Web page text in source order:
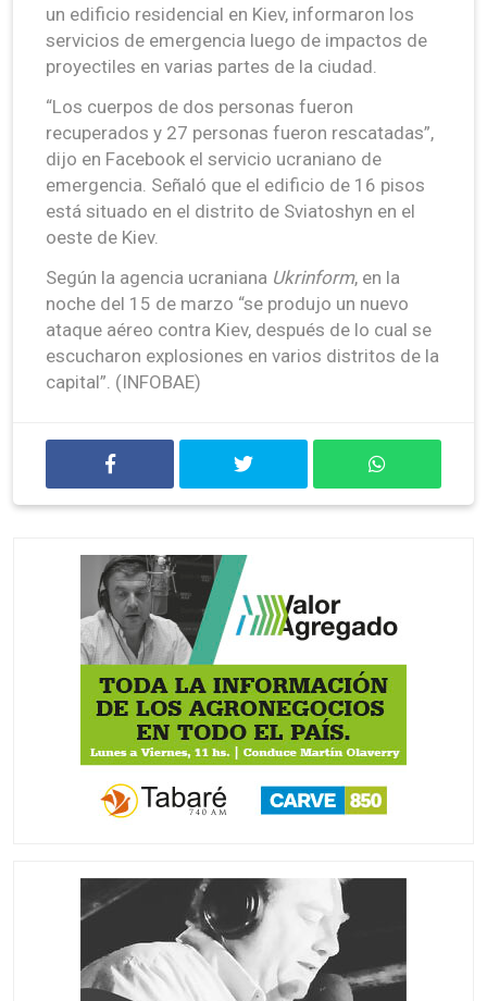
un edificio residencial en Kiev, informaron los
servicios de emergencia luego de impactos de
proyectiles en varias partes de la ciudad.
“Los cuerpos de dos personas fueron
recuperados y 27 personas fueron rescatadas”,
dijo en Facebook el servicio ucraniano de
emergencia. Señaló que el edificio de 16 pisos
está situado en el distrito de Sviatoshyn en el
oeste de Kiev.
Según la agencia ucraniana Ukrinform, en la
noche del 15 de marzo “se produjo un nuevo
ataque aéreo contra Kiev, después de lo cual se
escucharon explosiones en varios distritos de la
capital”. (INFOBAE)